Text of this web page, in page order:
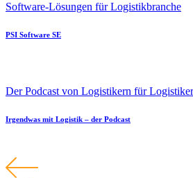
Software-Lösungen für Logistikbranche
PSI Software SE
Der Podcast von Logistikern für Logistiker
Irgendwas mit Logistik – der Podcast